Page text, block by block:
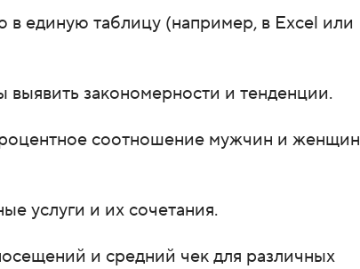
единую таблицу (например, в Excel или
закономерности и тенденции.
соотношение мужчин и женщин
услуги и их сочетания.
и средний чек для различных